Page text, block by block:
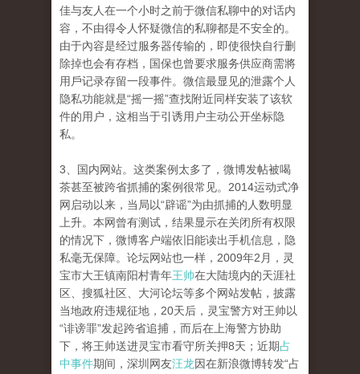
佳与友人在一个小时之前于微信私聊中的对话内
容，不由得令人怀疑微信的私聊都是不安全的。
由于內容是经过服务器传输的，即使很快自行删
除掉也会有存档，国保也曾要求服务供应商需將
用戶记录存留一段事件。微信最显见的泄露个人
隐私功能就是“摇一摇”查找附近同样安装了该软
件的用户，这相当于引诱用户主动公开坐标隐
私。
3、国内网站。这类案例太多了，微博发帖被喝
茶甚至被跨省抓捕的案例很常见。2014运动式净
网启动以来，当局以“辟谣”为由抓捕的人数明显
上升。本网曾有测试，结果显示在关闭所有权限
的情况下，微博客户端依旧能读出手机信息，隐
私毫无保障。论坛网站也一样，2009年2月，灵
宝市大王镇南阳村青年王帅在大陆境内的天涯社
区、搜狐社区、大河论坛等多个网站发帖，披露
当地政府违规征地，20天后，灵宝警方对王帅以
“诽谤罪”发起跨省追捕，而后在上海警方协助
下，将王帅送进灵宝市看守所关押8天；近期占
中事件期间，深圳网友汪龙因在新浪微博转发“占